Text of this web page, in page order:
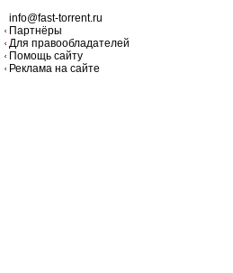
info@fast-torrent.ru
Партнёры
Для правообладателей
Помощь сайту
Реклама на сайте